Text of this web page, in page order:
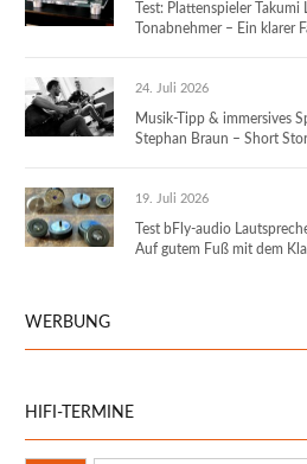
Test: Plattenspieler
Tonabnehmer – Ein klarer
24. Juli 2026
Musik-Tipp & immersives
Stephan Braun – Short
19. Juli 2026
Test bFly-audio
Auf gutem Fuß mit dem
WERBUNG
HIFI-TERMINE